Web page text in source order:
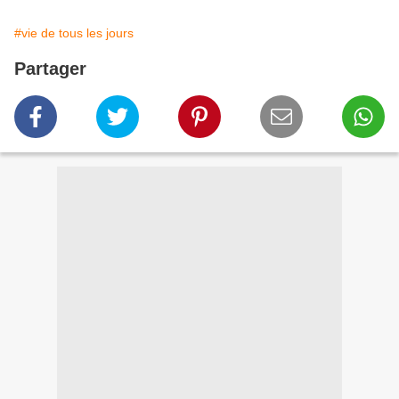
#vie de tous les jours
Partager